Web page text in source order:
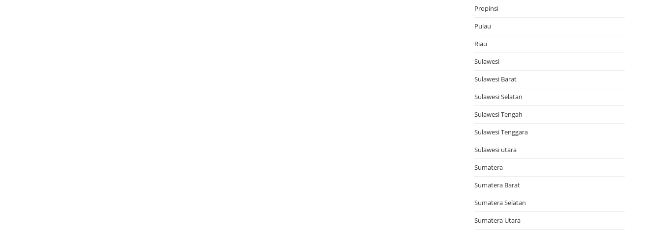
Propinsi
Pulau
Riau
Sulawesi
Sulawesi Barat
Sulawesi Selatan
Sulawesi Tengah
Sulawesi Tenggara
Sulawesi utara
Sumatera
Sumatera Barat
Sumatera Selatan
Sumatera Utara